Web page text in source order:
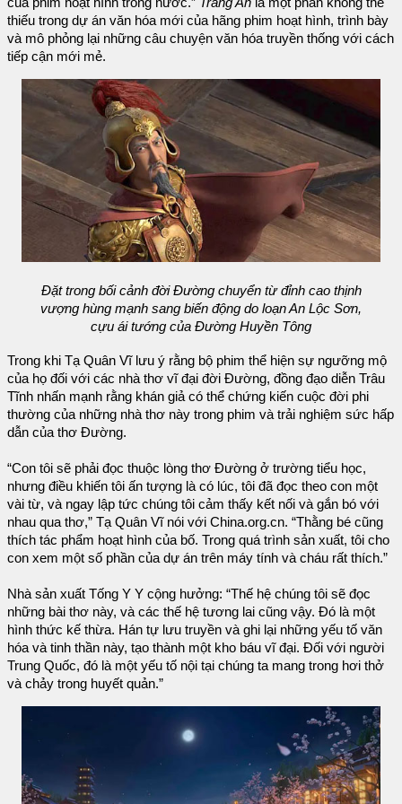
của phim hoạt hình trong nước.” Tràng An là một phần không thể
thiếu trong dự án văn hóa mới của hãng phim hoạt hình, trình bày
và mô phỏng lại những câu chuyện văn hóa truyền thống với cách
tiếp cận mới mẻ.
Đặt trong bối cảnh đời Đường chuyển từ đỉnh cao thịnh
vượng hùng mạnh sang biến động do loạn An Lộc Sơn,
cựu ái tướng của Đường Huyền Tông
Trong khi Tạ Quân Vĩ lưu ý rằng bộ phim thể hiện sự ngưỡng mộ
của họ đối với các nhà thơ vĩ đại đời Đường, đồng đạo diễn Trâu
Tĩnh nhấn mạnh rằng khán giả có thể chứng kiến cuộc đời phi
thường của những nhà thơ này trong phim và trải nghiệm sức hấp
dẫn của thơ Đường.
“Con tôi sẽ phải đọc thuộc lòng thơ Đường ở trường tiểu học,
nhưng điều khiến tôi ấn tượng là có lúc, tôi đã đọc theo con một
vài từ, và ngay lập tức chúng tôi cảm thấy kết nối và gắn bó với
nhau qua thơ,” Tạ Quân Vĩ nói với China.org.cn. “Thằng bé cũng
thích tác phẩm hoạt hình của bố. Trong quá trình sản xuất, tôi cho
con xem một số phần của dự án trên máy tính và cháu rất thích.”
Nhà sản xuất Tống Y Y cộng hưởng: “Thế hệ chúng tôi sẽ đọc
những bài thơ này, và các thế hệ tương lai cũng vậy. Đó là một
hình thức kế thừa. Hán tự lưu truyền và ghi lại những yếu tố văn
hóa và tinh thần này, tạo thành một kho báu vĩ đại. Đối với người
Trung Quốc, đó là một yếu tố nội tại chúng ta mang trong hơi thở
và chảy trong huyết quản.”